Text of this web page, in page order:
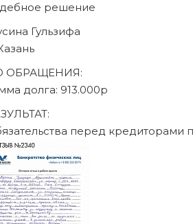
ИЗБАВЛЯТЬСЯ
ДОЛГОВ
СЕГОДНЯ!
на консультацию